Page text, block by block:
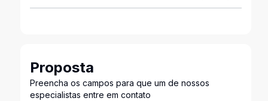
Proposta
Preencha os campos para que um de nossos
especialistas entre em contato